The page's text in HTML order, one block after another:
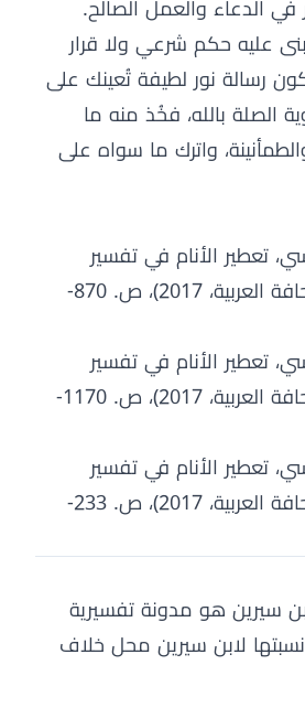
في الدعاء والعمل الصالح.
عليه حكم شرعي ولا قرار
رسالة نور لطيفة تُعينك على
الصلة بالله، فخُذ منه ما
واترك ما سواه على
تعطير الأنام في تفسير
الأحلام (وكالة الصحافة العربية، 2017)، ص. 870-
تعطير الأنام في تفسير
الأحلام (وكالة الصحافة العربية، 2017)، ص. 1170-
تعطير الأنام في تفسير
الأحلام (وكالة الصحافة العربية، 2017)، ص. 233-
سيرين هو مدونة تفسيرية
لابن سيرين محل خلاف